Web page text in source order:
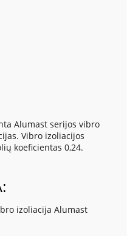
Alumast serijos vibro
Vibro izoliacijos
koeficientas 0,24.
izoliacija Alumast